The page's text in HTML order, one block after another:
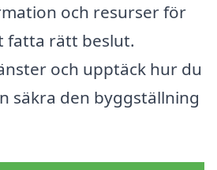
och resurser för
fatta rätt beslut.
och upptäck hur du
säkra den byggställning